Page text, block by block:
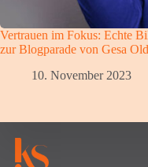
Vertrauen im Fokus: Echte
zur Blogparade von Gesa
10. November 2023